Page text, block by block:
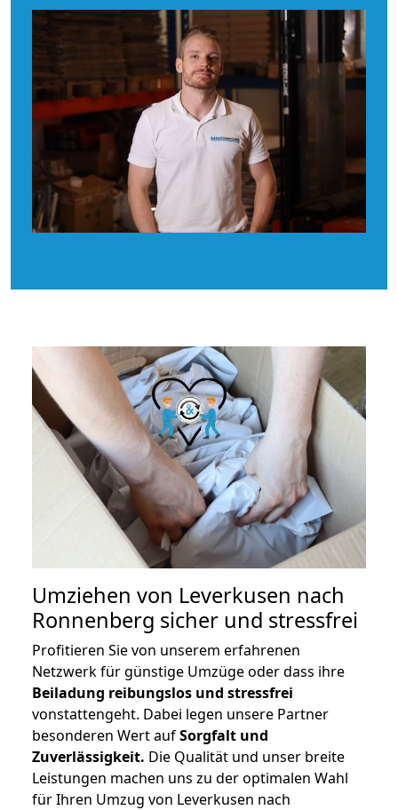
Umziehen von Leverkusen nach
Ronnenberg sicher und stressfrei
Profitieren Sie von unserem erfahrenen
Netzwerk für günstige Umzüge oder dass ihre
Beiladung reibungslos und stressfrei
vonstattengeht. Dabei legen unsere Partner
besonderen Wert aufSorgfalt und
Zuverlässigkeit. Die Qualität und unser breite
Leistungen machen uns zu der optimalen Wahl
für Ihren Umzug von Leverkusen nach